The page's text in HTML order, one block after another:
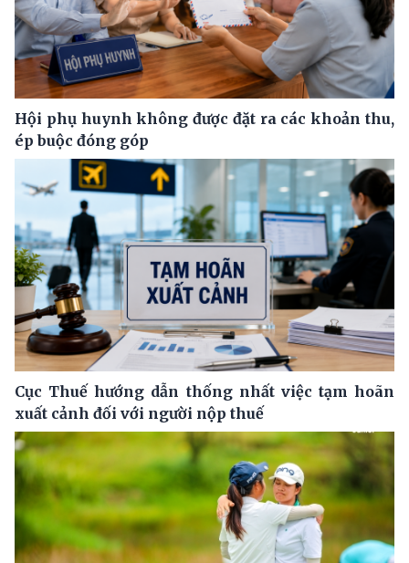
Hội phụ huynh không được đặt ra các khoản thu,
ép buộc đóng góp
Cục Thuế hướng dẫn thống nhất việc tạm hoãn
xuất cảnh đối với người nộp thuế